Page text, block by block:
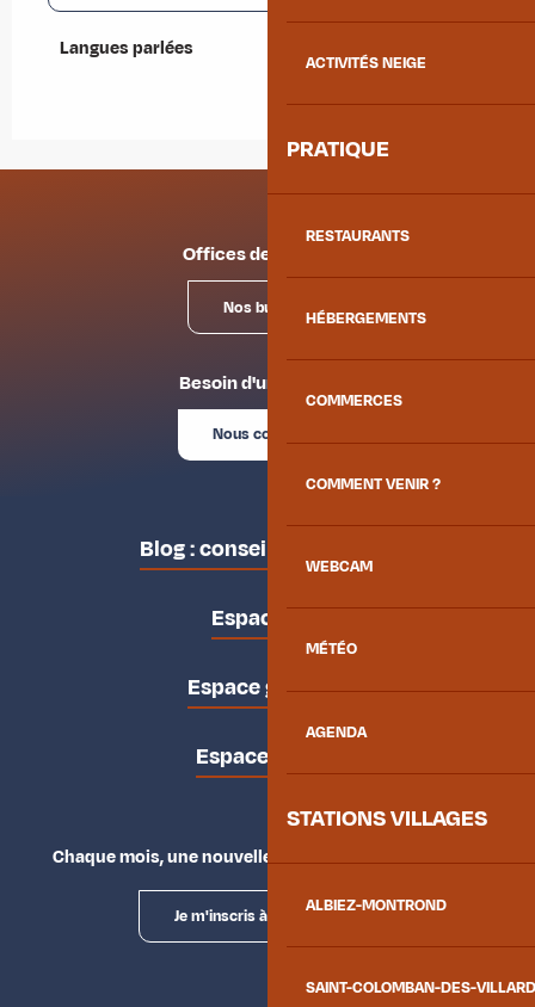
ACTIVITÉS NEIGE
PRATIQUE
RESTAURANTS
HÉBERGEMENTS
COMMERCES
COMMENT VENIR ?
WEBCAM
MÉTÉO
AGENDA
STATIONS VILLAGES
ALBIEZ-MONTROND
SAINT-COLOMBAN-DES-
Langues parlées
Langues parlées
Offices de tourisme
Nos bureaux
Besoin d'un conseil ?
Nous contacter
Blog : conseils des locaux
Espace pro
Espace groupes
Espace presse
Chaque mois, une nouvelle façon d'explorer la vallée.
Je m'inscris à la newsletter